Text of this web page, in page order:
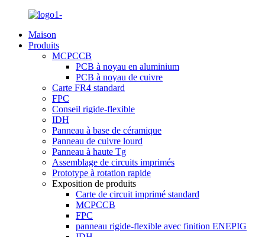
Maison
Produits
MCPCCB
PCB à noyau en aluminium
PCB à noyau de cuivre
Carte FR4 standard
FPC
Conseil rigide-flexible
IDH
Panneau à base de céramique
Panneau de cuivre lourd
Panneau à haute Tg
Assemblage de circuits imprimés
Prototype à rotation rapide
Exposition de produits
Carte de circuit imprimé standard
MCPCCB
FPC
panneau rigide-flexible avec finition ENEPIG